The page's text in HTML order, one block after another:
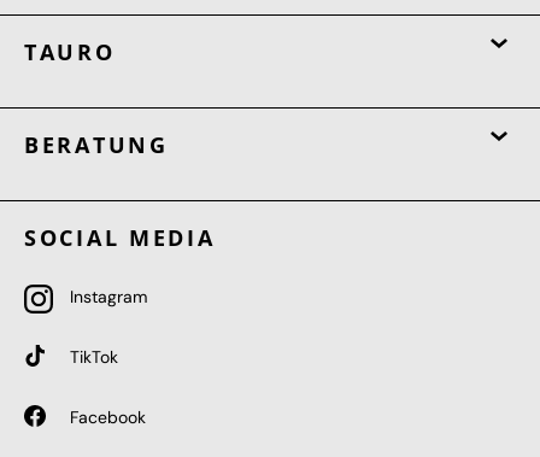
TAURO
BERATUNG
SOCIAL MEDIA
Instagram
TikTok
Facebook